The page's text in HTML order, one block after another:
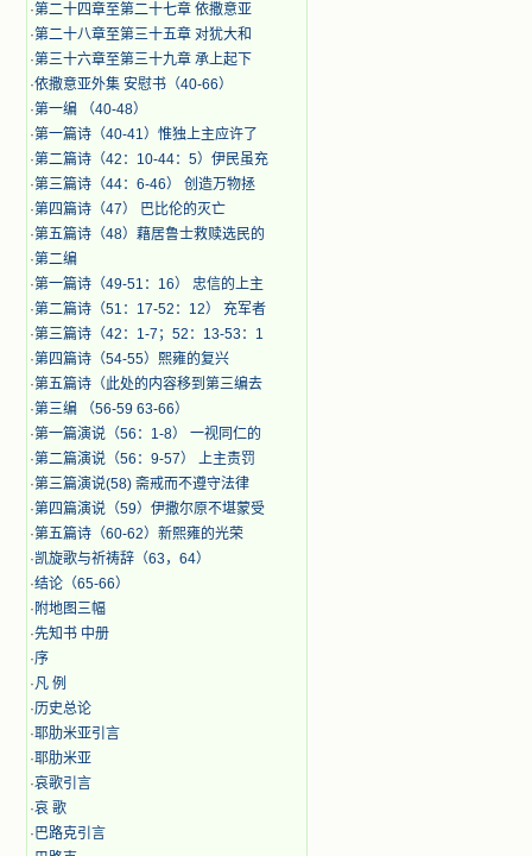
·第二十四章至第二十七章 依撒意亚
·第二十八章至第三十五章 对犹大和
·第三十六章至第三十九章 承上起下
·依撒意亚外集 安慰书（40-66）
·第一编 （40-48）
·第一篇诗（40-41）惟独上主应许了
·第二篇诗（42：10-44：5）伊民虽充
·第三篇诗（44：6-46） 创造万物拯
·第四篇诗（47） 巴比伦的灭亡
·第五篇诗（48）藉居鲁士救赎选民的
·第二编
·第一篇诗（49-51：16） 忠信的上主
·第二篇诗（51：17-52：12） 充军者
·第三篇诗（42：1-7；52：13-53：1
·第四篇诗（54-55）熙雍的复兴
·第五篇诗（此处的内容移到第三编去
·第三编 （56-59 63-66）
·第一篇演说（56：1-8） 一视同仁的
·第二篇演说（56：9-57） 上主责罚
·第三篇演说(58) 斋戒而不遵守法律
·第四篇演说（59）伊撒尔原不堪蒙受
·第五篇诗（60-62）新熙雍的光荣
·凯旋歌与祈祷辞（63，64）
·结论（65-66）
· 附地图三幅
·先知书 中册
·序
·凡 例
·历史总论
·耶肋米亚引言
·耶肋米亚
·哀歌引言
·哀 歌
·巴路克引言